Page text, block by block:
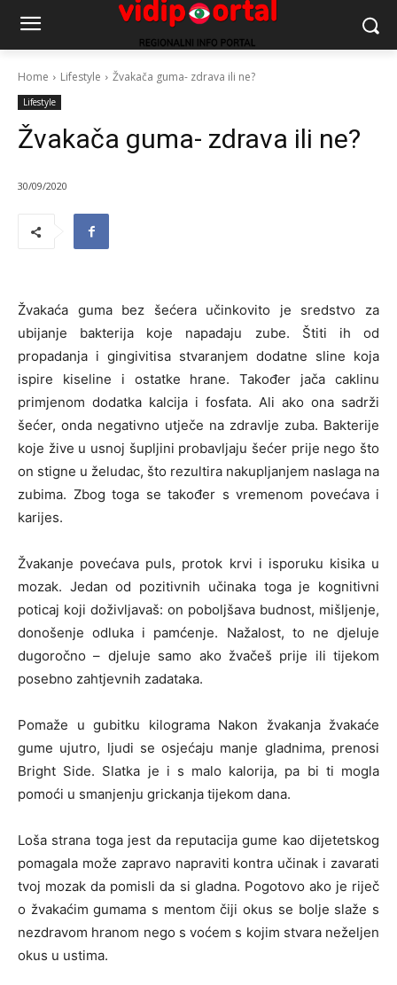
Home Lifestyle Žvakača guma- zdrava ili ne?
Lifestyle
Žvakača guma- zdrava ili ne?
30/09/2020
Žvakaća guma bez šećera učinkovito je sredstvo za
ubijanje bakterija koje napadaju zube. Štiti ih od
propadanja i gingivitisa stvaranjem dodatne sline koja
ispire kiseline i ostatke hrane. Također jača caklinu
primjenom dodatka kalcija i fosfata. Ali ako ona sadrži
šećer, onda negativno utječe na zdravlje zuba. Bakterije
koje žive u usnoj šupljini probavljaju šećer prije nego što
on stigne u želudac, što rezultira nakupljanjem naslaga na
zubima. Zbog toga se također s vremenom povećava i
karijes.
Žvakanje povećava puls, protok krvi i isporuku kisika u
mozak. Jedan od pozitivnih učinaka toga je kognitivni
poticaj koji doživljavaš: on poboljšava budnost, mišljenje,
donošenje odluka i pamćenje. Nažalost, to ne djeluje
dugoročno – djeluje samo ako žvačeš prije ili tijekom
posebno zahtjevnih zadataka.
Pomaže u gubitku kilograma Nakon žvakanja žvakaće
gume ujutro, ljudi se osjećaju manje gladnima, prenosi
Bright Side. Slatka je i s malo kalorija, pa bi ti mogla
pomoći u smanjenju grickanja tijekom dana.
Loša strana toga jest da reputacija gume kao dijetetskog
pomagala može zapravo napraviti kontra učinak i zavarati
tvoj mozak da pomisli da si gladna. Pogotovo ako je riječ
o žvakaćim gumama s mentom čiji okus se bolje slaže s
nezdravom hranom nego s voćem s kojim stvara neželjen
okus u ustima.